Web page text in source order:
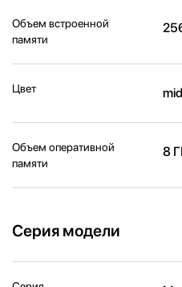
Объем встроенной
памяти
Цвет
Объем оперативной
памяти
8
Серия модели